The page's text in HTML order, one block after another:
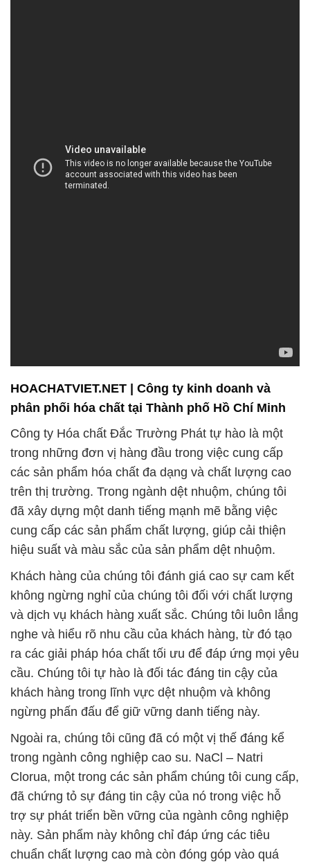
HOACHATVIET.NET | Công ty kinh doanh và
phân phối hóa chất tại Thành phố Hồ Chí Minh
Công ty Hóa chất Đắc Trường Phát tự hào là một
trong những đơn vị hàng đầu trong việc cung cấp
các sản phẩm hóa chất đa dạng và chất lượng cao
trên thị trường. Trong ngành dệt nhuộm, chúng tôi
đã xây dựng một danh tiếng mạnh mẽ bằng việc
cung cấp các sản phẩm chất lượng, giúp cải thiện
hiệu suất và màu sắc của sản phẩm dệt nhuộm.
Khách hàng của chúng tôi đánh giá cao sự cam kết
không ngừng nghỉ của chúng tôi đối với chất lượng
và dịch vụ khách hàng xuất sắc. Chúng tôi luôn lắng
nghe và hiểu rõ nhu cầu của khách hàng, từ đó tạo
ra các giải pháp hóa chất tối ưu để đáp ứng mọi yêu
cầu. Chúng tôi tự hào là đối tác đáng tin cậy của
khách hàng trong lĩnh vực dệt nhuộm và không
ngừng phấn đấu để giữ vững danh tiếng này.
Ngoài ra, chúng tôi cũng đã có một vị thế đáng kể
trong ngành công nghiệp cao su. NaCl – Natri
Clorua, một trong các sản phẩm chúng tôi cung cấp,
đã chứng tỏ sự đáng tin cậy của nó trong việc hỗ
trợ sự phát triển bền vững của ngành công nghiệp
này. Sản phẩm này không chỉ đáp ứng các tiêu
chuẩn chất lượng cao mà còn đóng góp vào quá